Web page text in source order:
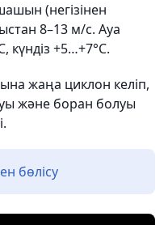
(негізінен
8–13 м/с. Ауа
күндіз +5…+7°С.
жаңа циклон келіп,
және боран болуы
бөлісу